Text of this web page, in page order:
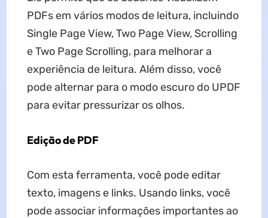
PDFs em vários modos de leitura, incluindo
Single Page View, Two Page View, Scrolling
e Two Page Scrolling, para melhorar a
experiência de leitura. Além disso, você
pode alternar para o modo escuro do UPDF
para evitar pressurizar os olhos.
Edição de PDF
Com esta ferramenta, você pode editar
texto, imagens e links. Usando links, você
pode associar informações importantes ao